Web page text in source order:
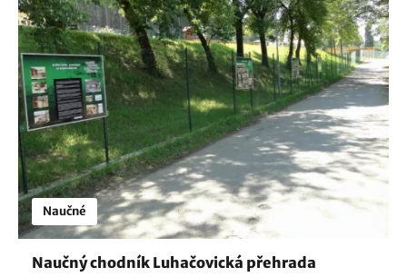
Naučné
Naučný chodník Luhačovická přehrada